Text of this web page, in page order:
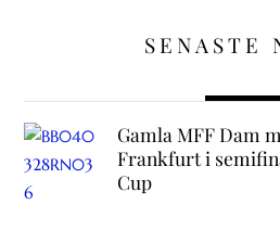
SENASTE
Gamla MFF Dam
Frankfurt i
Cup